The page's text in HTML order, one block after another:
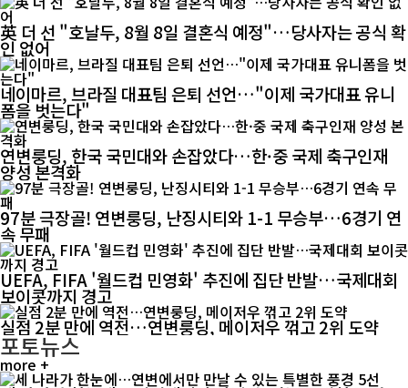
英 더 선 "호날두, 8월 8일 결혼식 예정"…당사자는 공식 확
인 없어
네이마르, 브라질 대표팀 은퇴 선언…"이제 국가대표 유니
폼을 벗는다"
연변룽딩, 한국 국민대와 손잡았다…한·중 국제 축구인재
양성 본격화
97분 극장골! 연변룽딩, 난징시티와 1-1 무승부…6경기 연
속 무패
UEFA, FIFA '월드컵 민영화' 추진에 집단 반발…국제대회
보이콧까지 경고
실점 2분 만에 역전…연변룽딩, 메이저우 꺾고 2위 도약
포토뉴스
more +